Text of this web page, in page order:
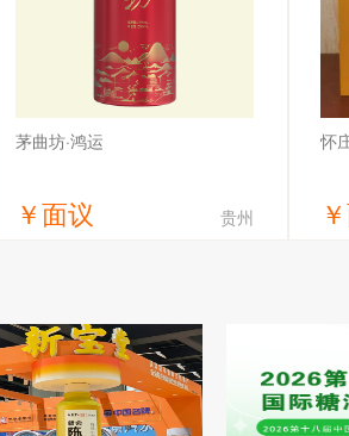
茅曲坊·鸿运
￥面议 贵州
司
怀
￥
贵